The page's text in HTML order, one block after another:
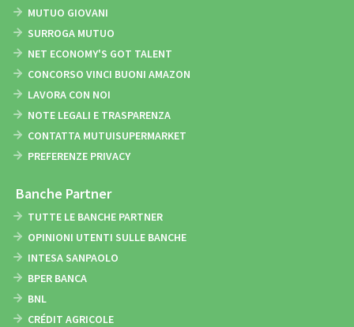
MUTUO GIOVANI
SURROGA MUTUO
NET ECONOMY'S GOT TALENT
CONCORSO VINCI BUONI AMAZON
LAVORA CON NOI
NOTE LEGALI E TRASPARENZA
CONTATTA MUTUISUPERMARKET
PREFERENZE PRIVACY
Banche Partner
TUTTE LE BANCHE PARTNER
OPINIONI UTENTI SULLE BANCHE
INTESA SANPAOLO
BPER BANCA
BNL
CRÉDIT AGRICOLE